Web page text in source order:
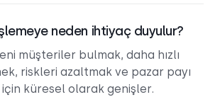
neden ihtiyaç duyulur?
müşteriler bulmak, daha hızlı
riskleri azaltmak ve pazar payı
küresel olarak genişler.